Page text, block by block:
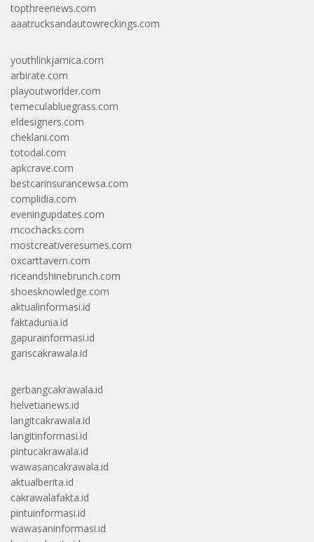
topthreenews.com
aaatrucksandautowreckings.com
youthlinkjamica.com
arbirate.com
playoutworlder.com
temeculabluegrass.com
eldesigners.com
cheklani.com
totodal.com
apkcrave.com
bestcarinsurancewsa.com
complidia.com
eveningupdates.com
mcochacks.com
mostcreativeresumes.com
oxcarttavern.com
riceandshinebrunch.com
shoesknowledge.com
aktualinformasi.id
faktadunia.id
gapurainformasi.id
gariscakrawala.id
gerbangcakrawala.id
helvetianews.id
langitcakrawala.id
langitinformasi.id
pintucakrawala.id
wawasancakrawala.id
aktualberita.id
cakrawalafakta.id
pintuinformasi.id
wawasaninformasi.id